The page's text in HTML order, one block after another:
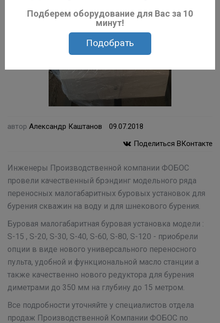
автор Александр Каштанов
09.07.2018
Поделиться ВКонтакте
Инженеры Производственной компании ФОБОС
провели качественный брэндинг модельного ряда
переносных малогабаритных буровых установок для
бурения скважин на воду и для шнекового бурения.
Буровая малогабаритная буровая установка модели :
S-15 , S-20, S-30, S-40, S-60, S-80, S-120 - приобрели
опции в виде нового универсального переносного
пульта, удобной и функциональной масло станции а
также качественно нового редуктора для бурения
диметрами до 350 мм на глубину до 15 метром.
Все подробности уточняйте у специалистов отдела
продаж Производственной Компании ФОБОС по
Подберем оборудование для Вас за 10
минут!
Подобрать